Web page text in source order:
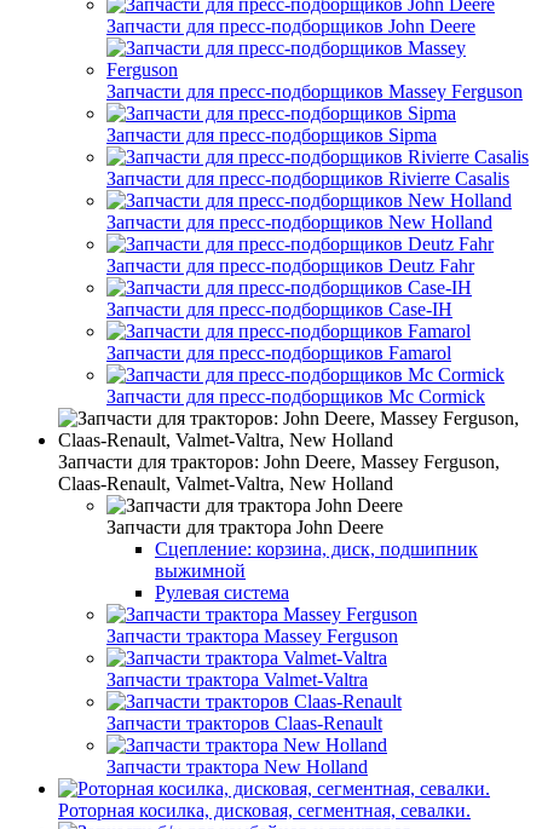
Запчасти для пресс-подборщиков John Deere
Запчасти для пресс-подборщиков Massey Ferguson
Запчасти для пресс-подборщиков Sipma
Запчасти для пресс-подборщиков Rivierre Casalis
Запчасти для пресс-подборщиков New Holland
Запчасти для пресс-подборщиков Deutz Fahr
Запчасти для пресс-подборщиков Case-IH
Запчасти для пресс-подборщиков Famarol
Запчасти для пресс-подборщиков Mc Cormick
Запчасти для тракторов: John Deere, Massey Ferguson,
Claas-Renault, Valmet-Valtra, New Holland
Запчасти для трактора John Deere
Сцепление: корзина, диск, подшипник
выжимной
Рулевая система
Запчасти трактора Massey Ferguson
Запчасти трактора Valmet-Valtra
Запчасти тракторов Claas-Renault
Запчасти трактора New Holland
Роторная косилка, дисковая, сегментная, севалки.